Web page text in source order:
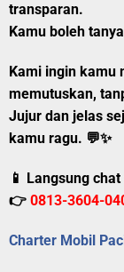
transparan.
Kamu boleh
Kami ingin kamu
memutuskan,
Jujur dan jelas
kamu ragu. 💬✨
📱 Langsung
👉 0813-3604-
Charter Mobil